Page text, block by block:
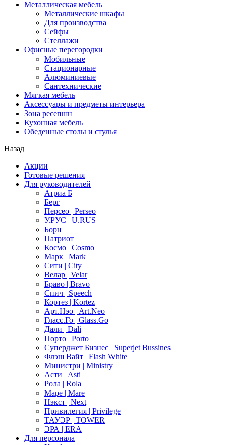
Металлическая мебель
Металлические шкафы
Для производства
Сейфы
Стеллажи
Офисные перегородки
Мобильные
Стационарные
Алюминиевые
Сантехнические
Мягкая мебель
Аксессуары и предметы интерьера
Зона ресепшн
Кухонная мебель
Обеденные столы и стулья
Назад
Акции
Готовые решения
Для руководителей
Атриа Б
Берг
Персео | Perseo
У.РУС | U.RUS
Борн
Патриот
Космо | Cosmo
Марк | Mark
Сити | City
Велар | Velar
Браво | Bravo
Спич | Speech
Кортез | Kortez
Арт.Нэо | Art.Neo
Гласс.Го | Glass.Go
Дали | Dali
Порто | Porto
Суперджет Бизнес | Superjet Bussines
Флэш Вайт | Flash White
Министри | Ministry
Асти | Asti
Рола | Rola
Маре | Mare
Нэкст | Next
Привилегия | Privilege
ТАУЭР | TOWER
ЭРА | ERA
Для персонала